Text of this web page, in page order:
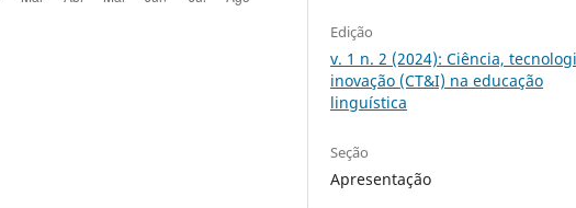
Edição
v. 1 n. 2 (2024): Ciência,
inovação (CT&I) na educação
linguística
Seção
Apresentação